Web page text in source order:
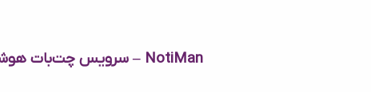
NotiMan – سرویس چت‌بات هوشمند اختصاصی